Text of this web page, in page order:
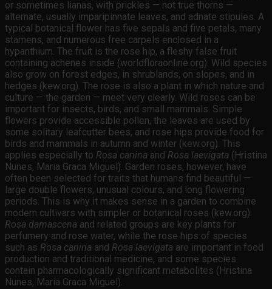
or sometimes lianas, with prickles — not true thorns —
alternate, usually imparipinnate leaves, and adnate stipules. A
typical botanical flower has five sepals and five petals, many
stamens, and numerous free carpels enclosed in a
hypanthium. The fruit is the rose hip, a fleshy false fruit
containing achenes inside (worldfloraonline.org). Wild species
also grow on forest edges, in shrublands, on slopes, and in
hedges (kew.org). The rose is also a plant in which nature and
culture — the garden — meet very clearly. Wild roses can be
important for insects, birds, and small mammals. Simple
flowers provide accessible pollen, the leaves are used by
some solitary leafcutter bees, and rose hips provide food for
birds and mammals in autumn and winter (kew.org). This
applies especially to Rosa canina and Rosa laevigata (Hristina
Nunes, Maria Graca Miguel). Garden roses, however, have
often been selected for traits that humans find beautiful —
large double flowers, unusual colours, and long flowering
periods. This is why it makes sense in a garden to combine
modern cultivars with simpler or botanical roses (kew.org).
Rosa damascena and related groups are key plants for
perfumery and rose water, while the rose hips of species
such as Rosa canina and Rosa laevigata are important in food
production and traditional medicine, and some species
contain pharmacologically significant metabolites (Hristina
Nunes, Maria Graca Miguel).